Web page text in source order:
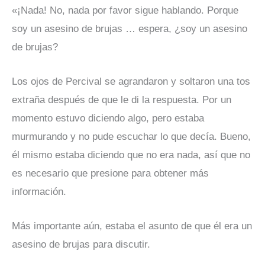
«¡Nada! No, nada por favor sigue hablando. Porque
soy un asesino de brujas … espera, ¿soy un asesino
de brujas?
Los ojos de Percival se agrandaron y soltaron una tos
extraña después de que le di la respuesta. Por un
momento estuvo diciendo algo, pero estaba
murmurando y no pude escuchar lo que decía. Bueno,
él mismo estaba diciendo que no era nada, así que no
es necesario que presione para obtener más
información.
Más importante aún, estaba el asunto de que él era un
asesino de brujas para discutir.